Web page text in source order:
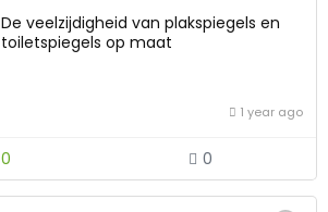
De veelzijdigheid van plakspiegels en
toiletspiegels op maat
1 year ago
0 0